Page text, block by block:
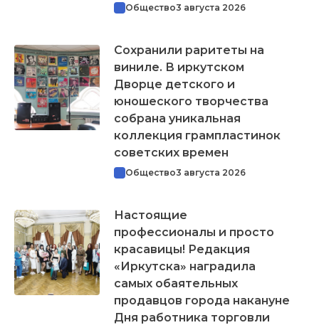
Общество3 августа 2026
Сохранили раритеты на
виниле. В иркутском
Дворце детского и
юношеского творчества
собрана уникальная
коллекция грампластинок
советских времен
Общество3 августа 2026
Настоящие
профессионалы и просто
красавицы! Редакция
«Иркутска» наградила
самых обаятельных
продавцов города накануне
Дня работника торговли